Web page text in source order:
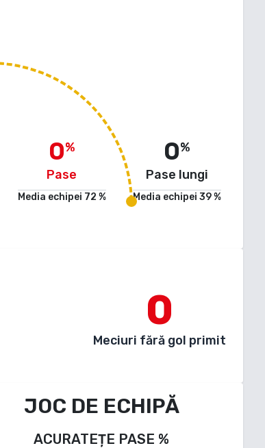
0%
Pase
Media echipei 72 %
0%
Pase lungi
Media echipei 39%
0
Meciuri fără gol primit
JOC DE ECHIPĂ
ACURATEȚE PASE %